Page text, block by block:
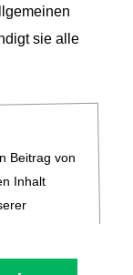
sie alle
Beitrag von
Inhalt